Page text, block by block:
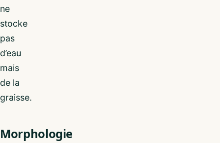
ne
stocke
pas
d’eau
mais
de la
graisse.
Morphologie